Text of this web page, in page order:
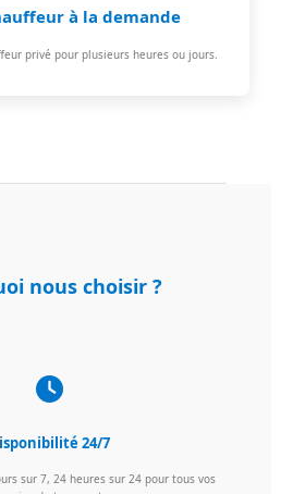
à la demande
privé pour plusieurs heures ou jours.
nous choisir ?
24/7
sur 7, 24 heures sur 24 pour tous vos